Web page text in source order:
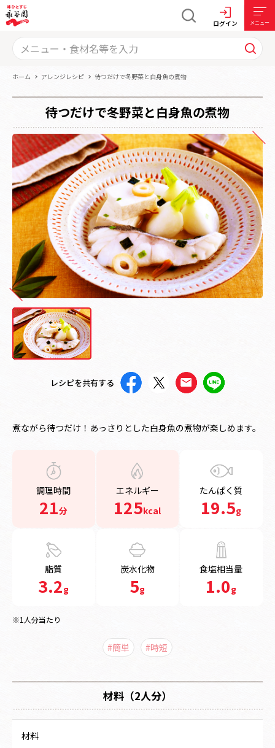
ログイン メニュー
ホーム アレンジレシピ 待つだけで冬野菜と白身魚の煮物
待つだけで冬野菜と白身魚の煮物
レシピを共有する
煮ながら待つだけ！あっさりとした白身魚の煮物が楽しめます。
調理時間
21分
エネルギー
125kcal
たんぱく質
19.5g
脂質
3.2g
炭水化物
5g
食塩相当量
1.0g
※1人分当たり
#簡単 #時短
材料（2人分）
材料